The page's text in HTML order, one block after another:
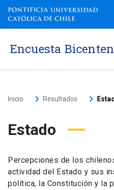
Encuesta
Inicio keyboard_arrow_right Resultados keyboard_arrow_right
Estado
Percepciones de los
actividad del Estado y sus
política, la Constitución y la